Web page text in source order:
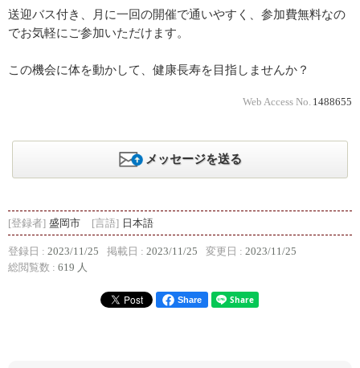
送迎バス付き、月に一回の開催で通いやすく、参加費無料なの
でお気軽にご参加いただけます。
この機会に体を動かして、健康長寿を目指しませんか？
Web Access No. 1488655
メッセージを送る
[登録者] 盛岡市 [言語] 日本語
登録日 : 2023/11/25 掲載日 : 2023/11/25 変更日 : 2023/11/25
総閲覧数 : 619 人
Share